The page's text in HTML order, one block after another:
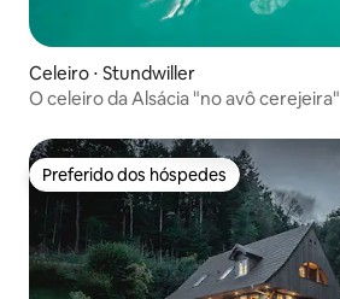
Celeiro ⋅ Stundwiller
O celeiro da Alsácia "no avô cerejeira"
Preferido dos hóspedes
Preferido dos hóspedes